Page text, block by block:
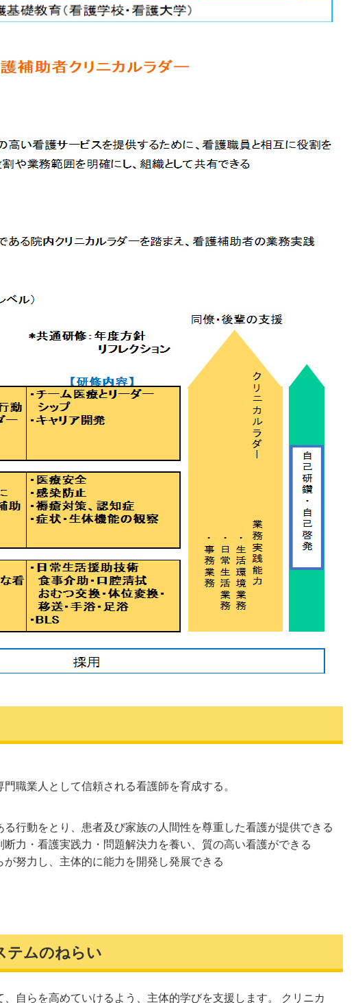
職業人として信頼される看護師を育成する。
行動をとり、患者及び家族の人間性を尊重した看護が提供できる
力・看護実践力・問題解決力を養い、質の高い看護ができる
努力し、主体的に能力を開発し発展できる
テムのねらい
自らを高めていけるよう、主体的学びを支援します。 クリニカ